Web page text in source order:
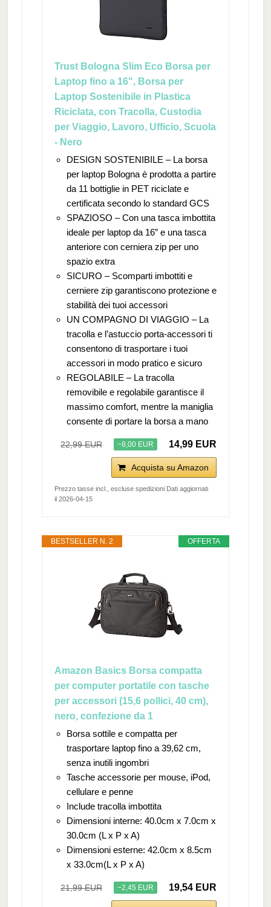
Trust Bologna Slim Eco Borsa per
Laptop fino a 16", Borsa per
Laptop Sostenibile in Plastica
Riciclata, con Tracolla, Custodia
per Viaggio, Lavoro, Ufficio, Scuola
- Nero
DESIGN SOSTENIBILE – La borsa
per laptop Bologna è prodotta a partire
da 11 bottiglie in PET riciclate e
certificata secondo lo standard GCS
SPAZIOSO – Con una tasca imbottita
ideale per laptop da 16” e una tasca
anteriore con cerniera zip per uno
spazio extra
SICURO – Scomparti imbottiti e
cerniere zip garantiscono protezione e
stabilità dei tuoi accessori
UN COMPAGNO DI VIAGGIO – La
tracolla e l’astuccio porta-accessori ti
consentono di trasportare i tuoi
accessori in modo pratico e sicuro
REGOLABILE – La tracolla
removibile e regolabile garantisce il
massimo comfort, mentre la maniglia
consente di portare la borsa a mano
22,99 EUR −8,00 EUR 14,99 EUR
Acquista su Amazon
Prezzo tasse incl., escluse spedizioni Dati aggiornati
il 2026-04-15
OFFERTA
BESTSELLER N. 2
Amazon Basics Borsa compatta
per computer portatile con tasche
per accessori (15,6 pollici, 40 cm),
nero, confezione da 1
Borsa sottile e compatta per
trasportare laptop fino a 39,62 cm,
senza inutili ingombri
Tasche accessorie per mouse, iPod,
cellulare e penne
Include tracolla imbottita
Dimensioni interne: 40.0cm x 7.0cm x
30.0cm (L x P x A)
Dimensioni esterne: 42.0cm x 8.5cm
x 33.0cm(L x P x A)
21,99 EUR −2,45 EUR 19,54 EUR